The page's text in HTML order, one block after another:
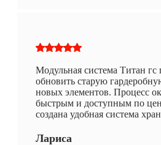
Модульная система Титан гс
обновить старую
новых элементов. Процесс
быстрым и доступным по
создана удобная система
Лариса